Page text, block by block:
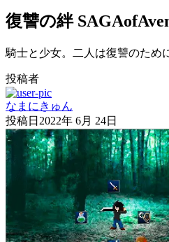
復讐の絆
騎士と少女。二人は復讐のため
投稿者
なまにきゅん
投稿日 2022年 6月 24日